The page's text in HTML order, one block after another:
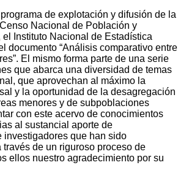
de explotación y difusión de la
Nacional de Población y
Instituto Nacional de Estadística
documento “Análisis comparativo entre
El mismo forma parte de una serie
que abarca una diversidad de temas
que aprovechan al máximo la
y la oportunidad de la desagregación
menores y de subpoblaciones
con este acervo de conocimientos
al sustancial aporte de
investigadores que han sido
de un riguroso proceso de
ellos nuestro agradecimiento por su